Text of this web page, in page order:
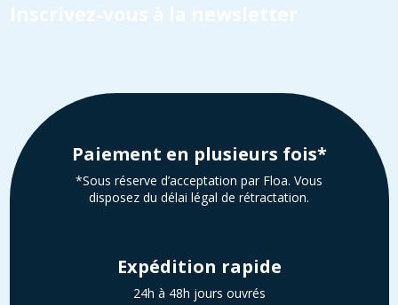
Inscrivez-vous à la newsletter
Paiement en plusieurs fois*
*Sous réserve d’acceptation par Floa. Vous
disposez du délai légal de rétractation.
Expédition rapide
24h à 48h jours ouvrés